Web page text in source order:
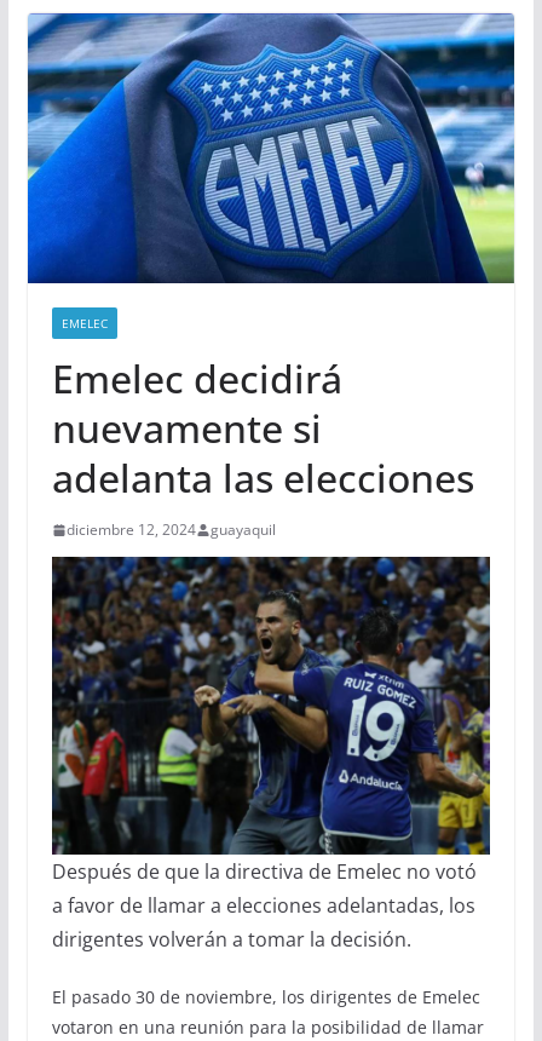
EMELEC
Emelec decidirá
nuevamente si
adelanta las elecciones
diciembre 12, 2024 guayaquil
Después de que la directiva de Emelec no votó
a favor de llamar a elecciones adelantadas, los
dirigentes volverán a tomar la decisión.
El pasado 30 de noviembre, los dirigentes de Emelec
votaron en una reunión para la posibilidad de llamar